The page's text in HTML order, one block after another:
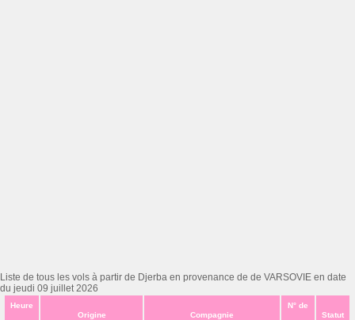
Liste de tous les vols à partir de Djerba en provenance de de VARSOVIE en date
du jeudi 09 juillet 2026
Heure
Origine Compagnie
N° de
Statut